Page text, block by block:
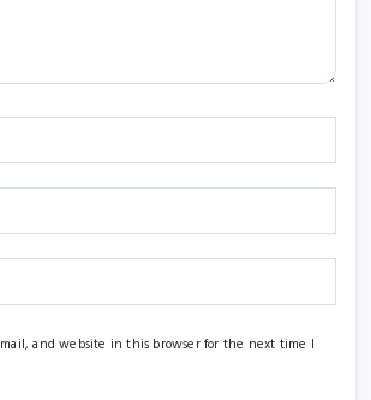
and website in this browser for the next time I